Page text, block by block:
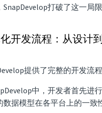
SnapDevelop打破了这一局
开发流程：从设计
提供了完整的开发流
中，开发者首先进
数据模型在各平台上的一致